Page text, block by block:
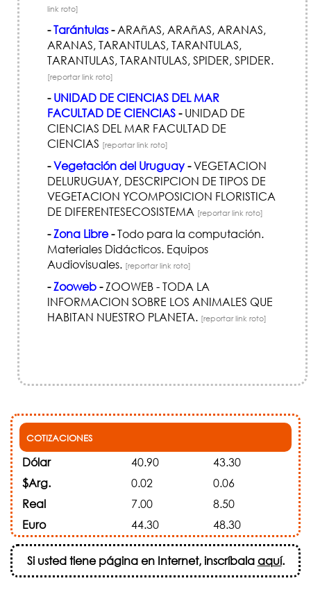
link roto]
-Tarántulas-ARAñAS, ARAñAS, ARANAS,
ARANAS, TARANTULAS, TARANTULAS,
TARANTULAS, TARANTULAS, SPIDER, SPIDER.
[reportar link roto]
- UNIDAD DE CIENCIAS DEL MAR
FACULTAD DE CIENCIAS-UNIDAD DE
CIENCIAS DEL MAR FACULTAD DE
CIENCIAS [reportar link roto]
-Vegetación del Uruguay-VEGETACION
DELURUGUAY, DESCRIPCION DE TIPOS DE
VEGETACION YCOMPOSICION FLORISTICA
DE DIFERENTESECOSISTEMA [reportar link roto]
-Zona Libre-Todo para la computación.
Materiales Didácticos. Equipos
Audiovisuales. [reportar link roto]
-Zooweb-ZOOWEB - TODA LA
INFORMACION SOBRE LOS ANIMALES QUE
HABITAN NUESTRO PLANETA. [reportar link roto]
COTIZACIONES
Dólar 40.90
43.30
$Arg.
0.02
0.06
Real
7.00
8.50
Euro
44.30 48.30
Si usted tiene página en Internet, inscríbalaaquí.